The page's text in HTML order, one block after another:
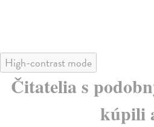
High-contrast mode
Čitatelia s
kúpili